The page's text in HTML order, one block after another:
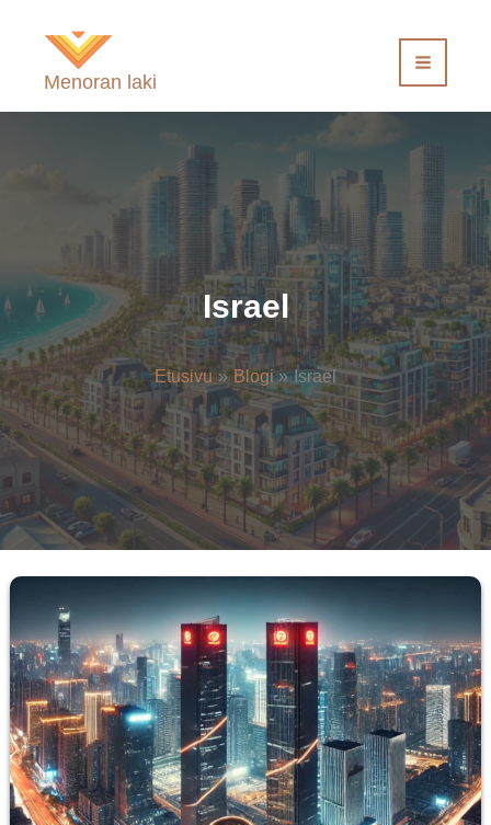
sisältöön
Menoran laki
Israel
Etusivu Blogi Israel